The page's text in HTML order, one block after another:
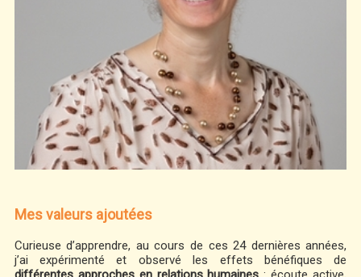
Mes valeurs ajoutées
Curieuse d’apprendre, au cours de ces 24 dernières années,
j’ai expérimenté et observé les effets bénéfiques de